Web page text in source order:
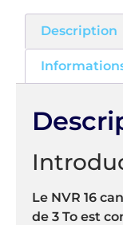
Description
Le NVR 16
de 3 To est